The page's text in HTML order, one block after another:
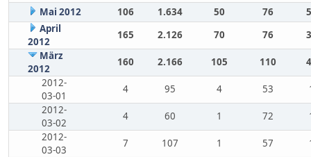
Mai 2012
106 1.634 50 76
April
2012
165 2.126 70 76
März
2012
160 2.166 105 110
2012-
03-01
4 95 4 53
2012-
03-02
4 60 1 72
2012-
03-03
7 107 1 57